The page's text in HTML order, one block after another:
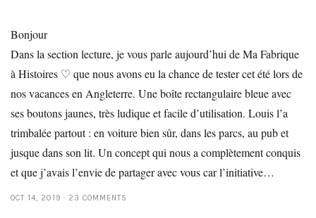
Bonjour
Dans la section lecture, je vous parle aujourd’hui de Ma Fabrique
à Histoires ♡ que nous avons eu la chance de tester cet été lors de
nos vacances en Angleterre. Une boîte rectangulaire bleue avec
ses boutons jaunes, très ludique et facile d’utilisation. Louis l’a
trimbalée partout : en voiture bien sûr, dans les parcs, au pub et
jusque dans son lit. Un concept qui nous a complètement conquis
et que j’avais l’envie de partager avec vous car l’initiative…
OCT 14, 2019 23 COMMENTS